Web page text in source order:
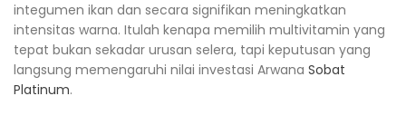
integumen ikan dan secara signifikan meningkatkan
intensitas warna. Itulah kenapa memilih multivitamin yang
tepat bukan sekadar urusan selera, tapi keputusan yang
langsung memengaruhi nilai investasi Arwana Sobat
Platinum.